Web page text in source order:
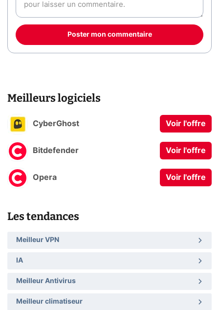
Poster mon commentaire
Meilleurs logiciels
CyberGhost Voir l'offre
Bitdefender Voir l'offre
Opera Voir l'offre
Les tendances
Meilleur VPN
IA
Meilleur Antivirus
Meilleur climatiseur